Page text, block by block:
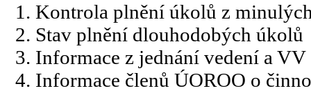
Kontrola plnění úkolů z
Stav plnění dlouhodobých úkolů
Informace z jednání vedení a VV
Informace členů ÚOROO o